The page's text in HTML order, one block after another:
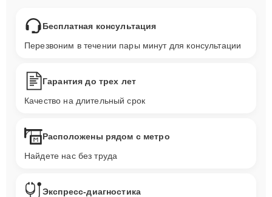
Бесплатная консультация
Перезвоним в течении пары минут для консультации
Гарантия до трех лет
Качество на длительный срок
Расположены рядом с метро
Найдете нас без труда
Экспресс-диагностика